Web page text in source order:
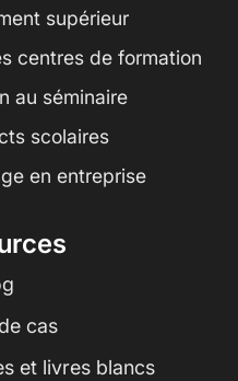
supérieur
centres de formation
au séminaire
scolaires
en entreprise
cas
et livres blancs